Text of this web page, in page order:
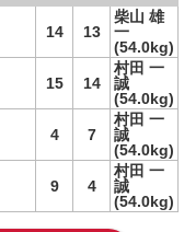
14 13
柴山 雄
一
(54.0kg)
15 14
村田 一
誠
(54.0kg)
4 7
村田 一
誠
(54.0kg)
9 4
村田 一
誠
(54.0kg)